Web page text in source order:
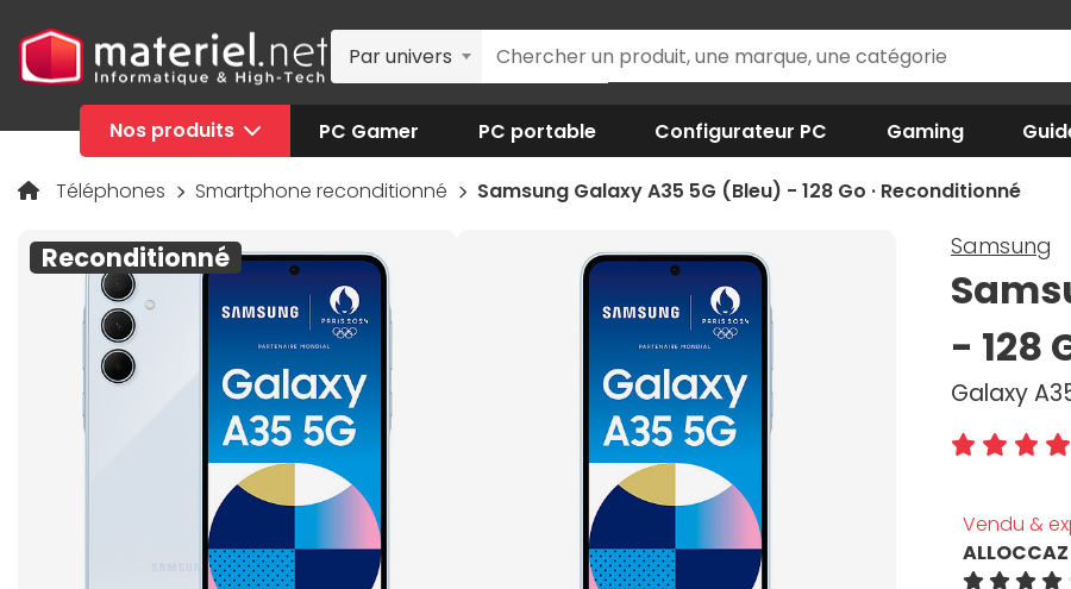
Par univers
Nos produits PC Gamer PC portable Configurateur PC Gaming
Téléphones Smartphone reconditionné Samsung Galaxy A35 5G (Bleu) - 128 Go · Reconditionné
Reconditionné Samsung
- 128
Galaxy
Vendu &
ALLOCCAZ